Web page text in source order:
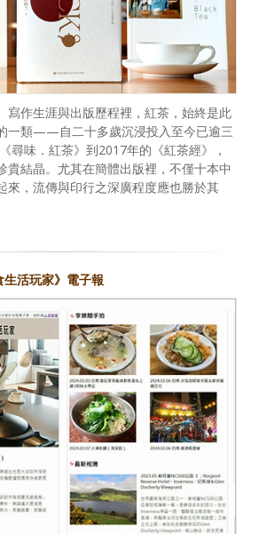
寫作生涯與出版歷程裡，紅茶，始終是此
一類——自二十多歲沉浸投入至今已逾三
尋味．紅茶》到2017年的《紅茶經》，
貴結晶。尤其在簡體出版裡，不僅十本中
來，流傳與印行之深廣程度應也勝於其
活玩家》電子報